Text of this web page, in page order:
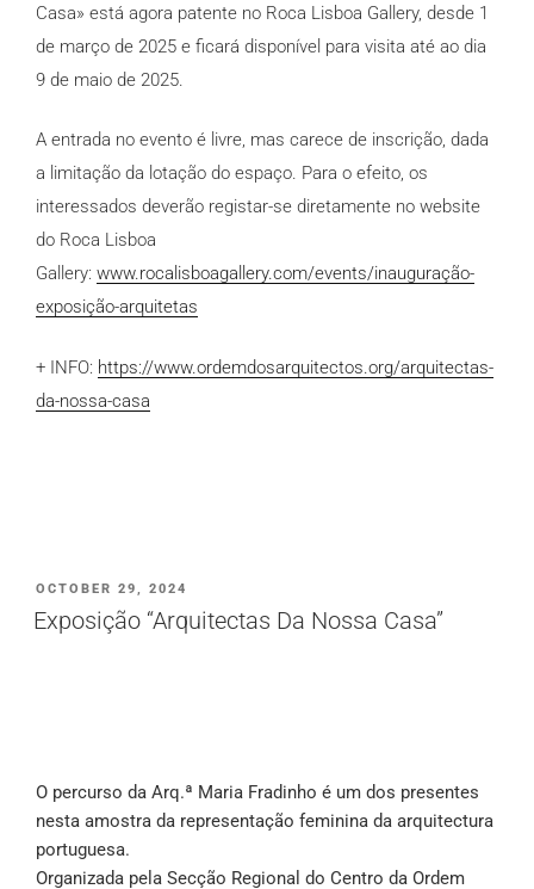
Casa» está agora patente no Roca Lisboa Gallery, desde 1
de março de 2025 e ficará disponível para visita até ao dia
9 de maio de 2025.
A entrada no evento é livre, mas carece de inscrição, dada
a limitação da lotação do espaço. Para o efeito, os
interessados deverão registar-se diretamente no website
do Roca Lisboa
Gallery: www.rocalisboagallery.com/events/inauguração-
exposição-arquitetas
+ INFO: https://www.ordemdosarquitectos.org/arquitectas-
da-nossa-casa
PUBLICADO
EM
OCTOBER 29, 2024
Exposição “Arquitectas Da Nossa Casa”
O percurso da Arq.ª Maria Fradinho é um dos presentes
nesta amostra da representação feminina da arquitectura
portuguesa.
Organizada pela Secção Regional do Centro da Ordem